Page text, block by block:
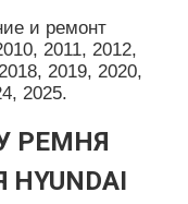
и ремонт
2011, 2012,
2019, 2020,
2025.
РЕМНЯ